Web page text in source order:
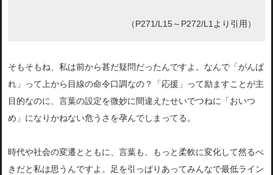
（P271/L15～P272/L1より引用）
そもそもね、私は前から甚だ疑問だったんですよ。なんで「がんば
れ」って上から目線の命令口調なの？「応援」って励ますことが主
目的なのに、言葉の設定を微妙に間違えたせいでつねに「おいつ
め」になりかねない危うさを孕んでしまってる。
時代や社会の変遷とともに、言葉も、もっと柔軟に変化して然るべ
きだと私は思うんですよ。足を引っぱりあってみんなで最低ライン